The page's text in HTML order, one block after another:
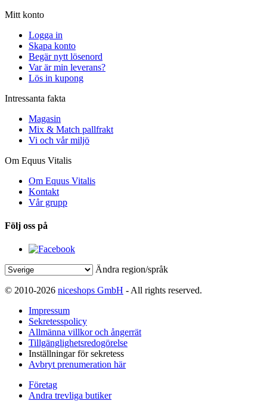
Mitt konto
Logga in
Skapa konto
Begär nytt lösenord
Var är min leverans?
Lös in kupong
Intressanta fakta
Magasin
Mix & Match pallfrakt
Vi och vår miljö
Om Equus Vitalis
Om Equus Vitalis
Kontakt
Vår grupp
Följ oss på
Ändra region/språk
© 2010-2026 niceshops GmbH - All rights reserved.
Impressum
Sekretesspolicy
Allmänna villkor och ångerrät
Tillgänglighetsredogörelse
Inställningar för sekretess
Avbryt prenumeration här
Företag
Andra trevliga butiker